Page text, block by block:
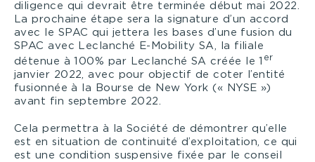
diligence qui devrait être terminée début mai 2022.
La prochaine étape sera la signature d’un accord
avec le SPAC qui jettera les bases d’une fusion du
SPAC avec Leclanché E-Mobility SA, la filiale
détenue à 100% par Leclanché SA créée le 1 er
janvier 2022, avec pour objectif de coter l’entité
fusionnée à la Bourse de New York (« NYSE »)
avant fin septembre 2022.
Cela permettra à la Société de démontrer qu’elle
est en situation de continuité d’exploitation, ce qui
est une condition suspensive fixée par le conseil